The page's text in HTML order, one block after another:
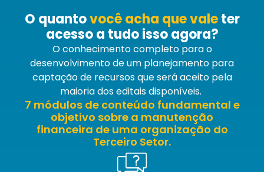
O quantovocê acha que valeter
acesso a tudo isso agora?
O conhecimento completo para o
desenvolvimento de um planejamento para
captação de recursos que será aceito pela
maioria dos editais disponíveis.
7 módulos de conteúdo fundamental e
objetivo sobre a manutenção
financeira de uma organização do
Terceiro Setor.